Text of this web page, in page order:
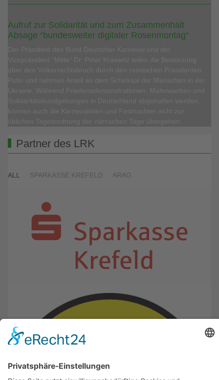
Aufruf zur Solidarität und zum Zusammenhalt
Absage “bundesweiter digitaler Rosenmontag“
Partner des LRK
ALL SPARKASSE KREFELD ARAG